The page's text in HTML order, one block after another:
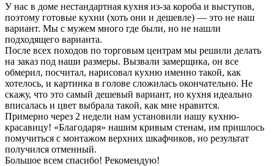
У нас в доме нестандартная кухня из-за короба и выступов,
поэтому готовые кухни (хоть они и дешевле) — это не наш
вариант. Мы с мужем много где были, но не нашли
подходящего варианта.
После всех походов по торговым центрам мы решили делать
на заказ под наши размеры. Вызвали замерщика, он все
обмерил, посчитал, нарисовал кухню именно такой, как
хотелось, и картинка в голове сложилась окончательно. Не
скажу, что это самый дешевый вариант, но кухня идеально
вписалась и цвет выбрала такой, как мне нравится.
Примерно через 2 недели нам установили нашу кухню-
красавицу! «Благодаря» нашим кривым стенам, им пришлось
помучиться с монтажом верхних шкафчиков, но результат
получился отменный.
Большое всем спасибо! Рекомендую!